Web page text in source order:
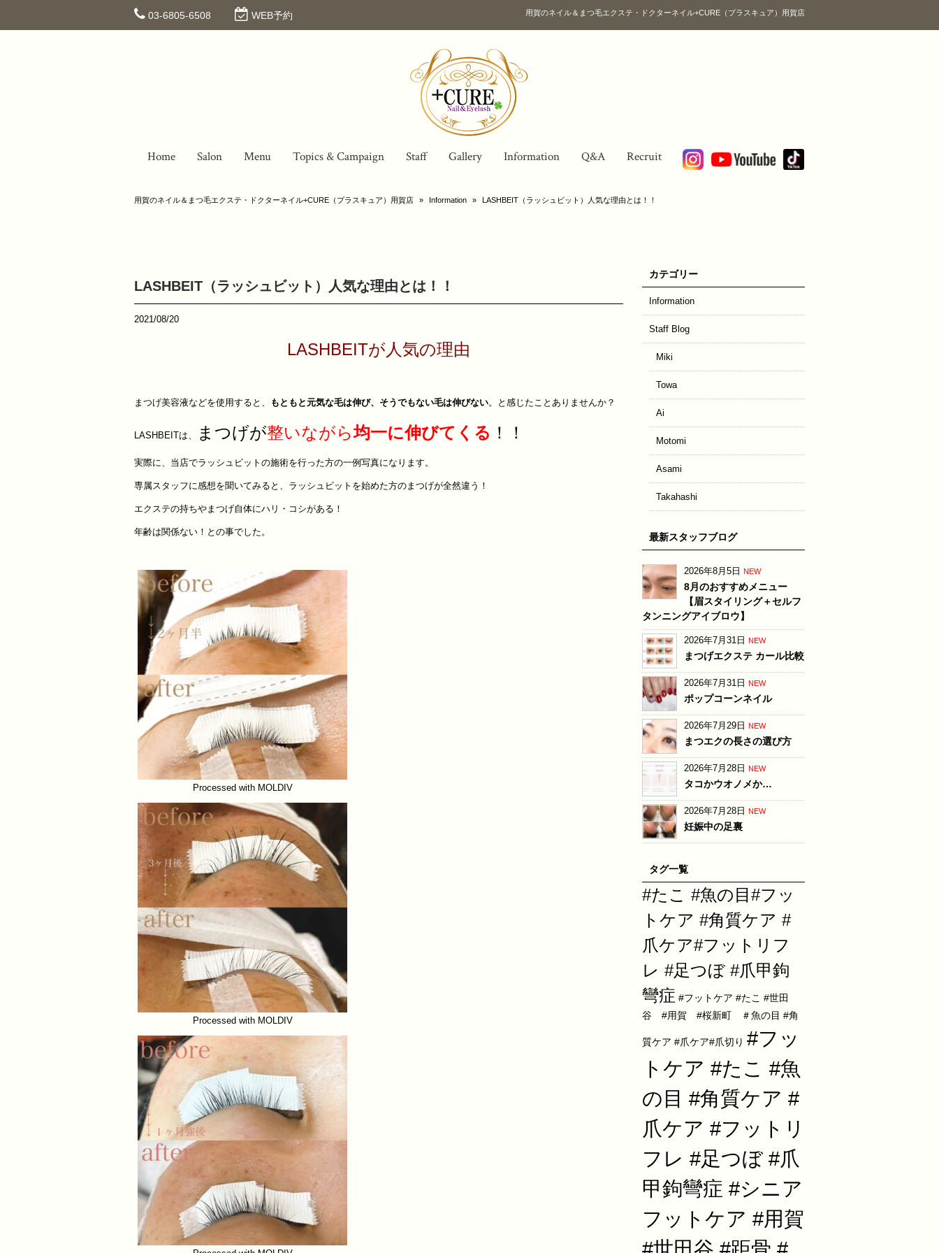
03-6805-6508 WEB予約 用賀のネイル＆まつ毛エクステ・ドクターネイル+CURE（プラスキュア）用賀店
Home Salon Menu Topics & Campaign Staff Gallery Information Q&A Recruit
用賀のネイル＆まつ毛エクステ・ドクターネイル+CURE（プラスキュア）用賀店 » Information » LASHBEIT（ラッシュビット）人気な理由とは！！
LASHBEIT（ラッシュビット）人気な理由とは！！
2021/08/20
LASHBEITが人気の理由
まつげ美容液などを使用すると、 もともと元気な毛は伸び、そうでもない毛は伸びない。と感じたことありませんか？
LASHBEITは、 まつげが整いながら均一に伸びてくる ！！
実際に、当店でラッシュビットの施術を行った方の一例写真になります。
専属スタッフに感想を聞いてみると、ラッシュビットを始めた方のまつげが全然違う！
エクステの持ちやまつげ自体にハリ・コシがある！
年齢は関係ない！との事でした。
Processed with MOLDIV
Processed with MOLDIV
カテゴリー
Information
Staff Blog
Miki
Towa
Ai
Motomi
Asami
Takahashi
最新スタッフブログ
2026年8月5日 NEW
8月のおすすめメニュー
【眉スタイリング＋セルフ
タンニングアイブロウ】
2026年7月31日 NEW
まつげエクステ カール比較
2026年7月31日 NEW
ポップコーンネイル
2026年7月29日 NEW
まつエクの長さの選び方
2026年7月28日 NEW
タコかウオノメか…
2026年7月28日 NEW
妊娠中の足裏
タグ一覧
#たこ #魚の目#フッ
トケア #角質ケア #
爪ケア#フットリフ
レ #足つぼ #爪甲鉤
彎症 #フットケア #たこ #世田
谷 #用賀 #桜新町 ＃魚の目 #角
質ケア #爪ケア#爪切り #フッ
トケア #たこ #魚
の目 #角質ケア #
爪ケア #フットリ
フレ #足つぼ #爪
甲鉤彎症 #シニア
フットケア #用賀